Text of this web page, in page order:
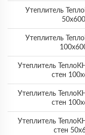
Утеплитель
Утеплитель
Утеплитель
стен
Утеплитель
стен
Утеплитель
стен